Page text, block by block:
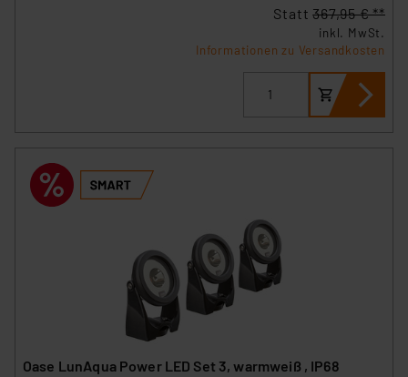
sich auf die Standarddatenschutzklauseln der
Europäischen Kommission sowie einer eigenen
Statt367,95 € **
inkl. MwSt.
Informationen zu Versandkosten
Oase LunAqua Power LED Set 3, warmweiß , IP68